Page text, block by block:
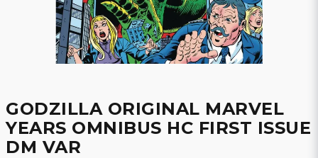
GODZILLA ORIGINAL MARVEL
YEARS OMNIBUS HC FIRST ISSUE
DM VAR